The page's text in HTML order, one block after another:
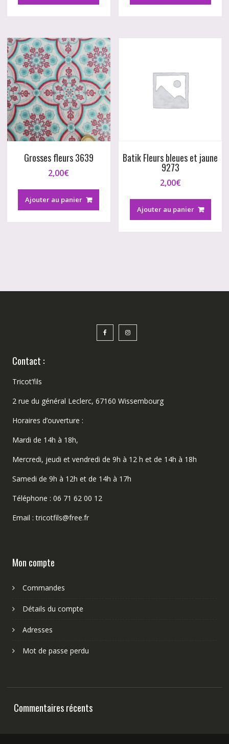
Grosses fleurs 3639
2,00€
Ajouter au panier
Batik Fleurs bleues et jaune
9273
2,00€
Ajouter au panier
Contact :
Tricot’fils
2 rue du général Leclerc, 67160 Wissembourg
Horaires d’ouverture :
Mardi de 14h à 18h,
Mercredi, jeudi et vendredi de 9h à 12 h et de 14h à 18h
Samedi de 9h à 12h et de 14h à 17h
Téléphone : 06 71 62 00 12
Email : tricotfils@free.fr
Mon compte
Commandes
Détails du compte
Adresses
Mot de passe perdu
Commentaires récents